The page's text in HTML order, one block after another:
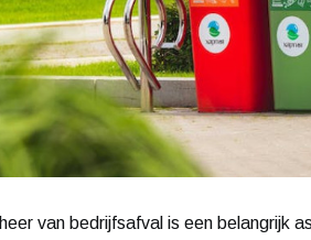
van bedrijfsafval is een belangrijk